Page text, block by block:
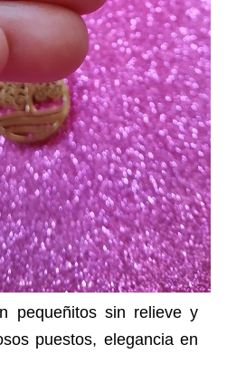
pequeñitos sin relieve y
puestos, elegancia en